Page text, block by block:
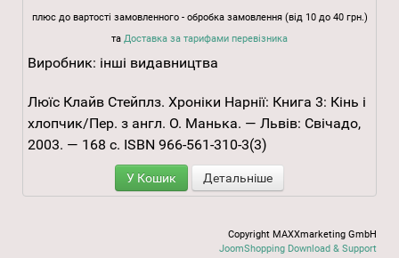
плюс до вартості замовленного - обробка замовлення (від 10 до 40 грн.)
та Доставка за тарифами перевізника
Виробник: інші видавництва
Люїс Клайв Стейплз. Хроніки Нарнії: Книга 3: Кінь і
хлопчик/Пер. з англ. О. Манька. — Львів: Свічадо,
2003. — 168 с. ISBN 966-561-310-3(3)
У Кошик Детальніше
Copyright MAXXmarketing GmbH
JoomShopping Download & Support